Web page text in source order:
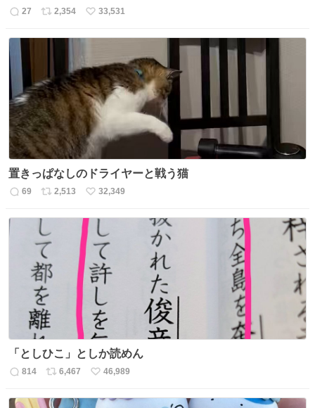
返
数
27
リ
数
2,354
い
33,531
置きっぱなしのドライヤーと戦う猫
返
数
69
リ
ス
ト
数
2,513
い
ね
数
32,349
「としひこ」としか読めん
返
814
リ
6,467
い
46,989